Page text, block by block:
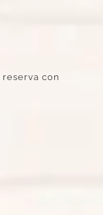
con